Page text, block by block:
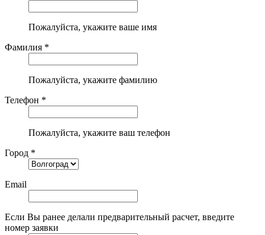
Пожалуйста, укажите ваше имя
Фамилия *
Пожалуйста, укажите фамилию
Телефон *
Пожалуйста, укажите ваш телефон
Город *
Email
Если Вы ранее делали предварительный расчет, введите
номер заявки